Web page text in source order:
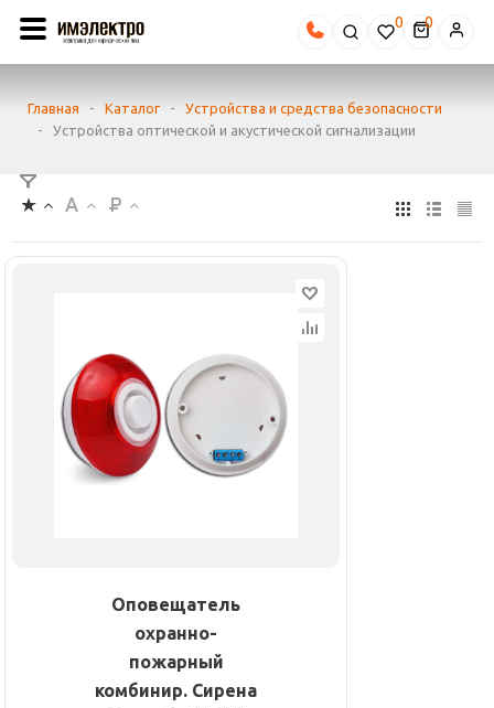
0
Главная - Каталог -
Устройства и средства безопасности
-
Устройства оптической и акустической сигнализации
Оповещатель
охранно-
пожарный
комбинир. Сирена